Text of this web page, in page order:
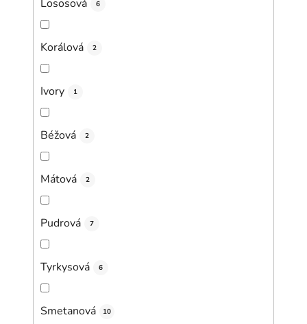
Lososová 6
Korálová 2
Ivory 1
Béžová 2
Mátová 2
Pudrová 7
Tyrkysová 6
Smetanová 10